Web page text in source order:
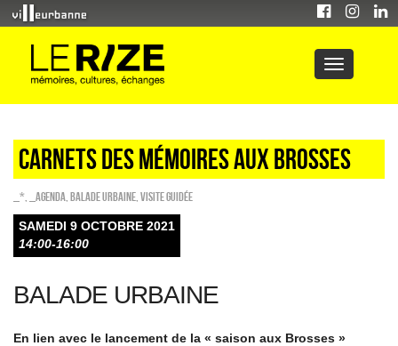
CARNETS DES MÉMOIRES AUX BROSSES
_* _Agenda Balade urbaine Visite guidée
SAMEDI 9 OCTOBRE 2021
14:00-16:00
BALADE URBAINE
En lien avec le lancement de la « saison aux Brosses »